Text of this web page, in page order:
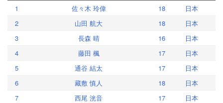
1 佐々木 玲偉 18
日本
2
山田 航大 18
日本
3
長森 晴 16
日本
4
藤田 楓 17
日本
5
通谷 結太 17
日本
6
藏敷 慎人 18
日本
7
西尾 洸音 17
日本